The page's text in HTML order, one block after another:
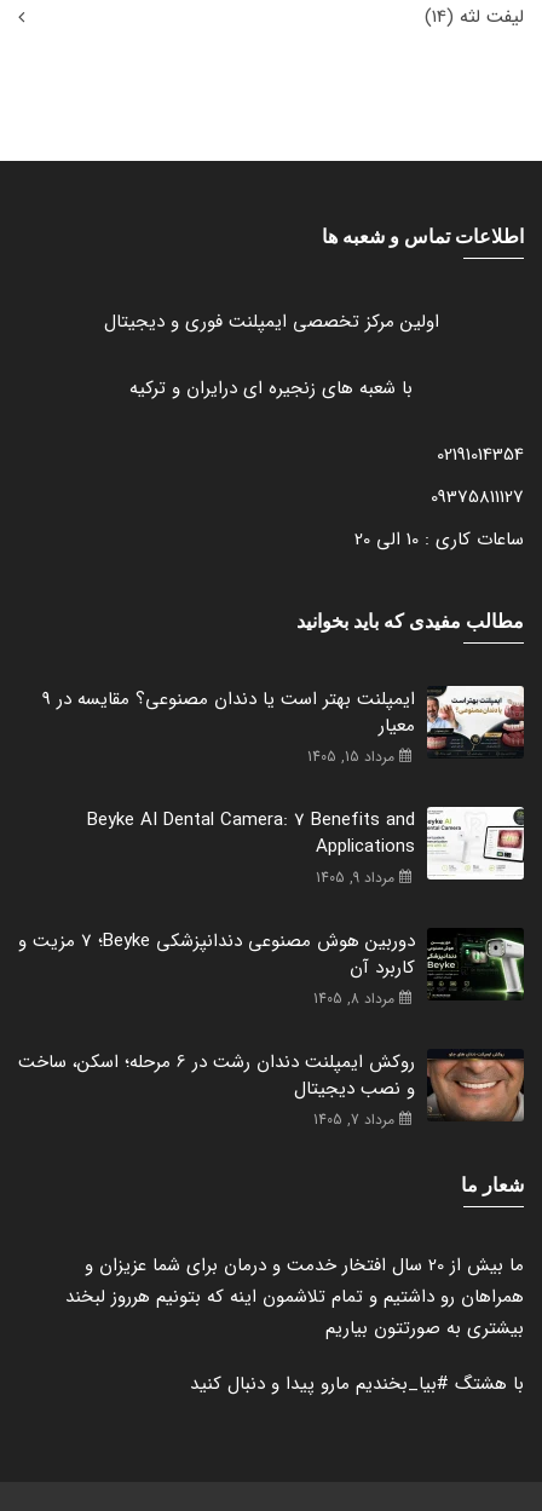
لیفت لثه (14)
اطلاعات تماس و شعبه ها
اولین مرکز تخصصی ایمپلنت فوری و دیجیتال
با شعبه های زنجیره ای درایران و ترکیه
02191014354
09375811127
ساعات کاری : 10 الی 20
مطالب مفیدی که باید بخوانید
ایمپلنت بهتر است یا دندان مصنوعی؟ مقایسه در 9
معیار
مرداد 15, 1405
Beyke AI Dental Camera: 7 Benefits and
Applications
مرداد 9, 1405
دوربین هوش مصنوعی دندانپزشکی Beyke؛ 7 مزیت و
کاربرد آن
مرداد 8, 1405
روکش ایمپلنت دندان رشت در 6 مرحله؛ اسکن، ساخت
و نصب دیجیتال
مرداد 7, 1405
شعار ما
ما بیش از 20 سال افتخار خدمت و درمان برای شما عزیزان و
همراهان رو داشتیم و تمام تلاشمون اینه که بتونیم هرروز لبخند
بیشتری به صورتتون بیاریم
با هشتگ #بیا_بخندیم مارو پیدا و دنبال کنید